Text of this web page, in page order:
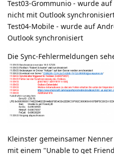
Test03-Grommunio - wurde
nicht mit Outlook
Test04-Mobile - wurde auf
Outlook synchronisiert
Die Sync-Fehlermeldungen
Kleinster gemeinsamer
mit einem "Unable to get